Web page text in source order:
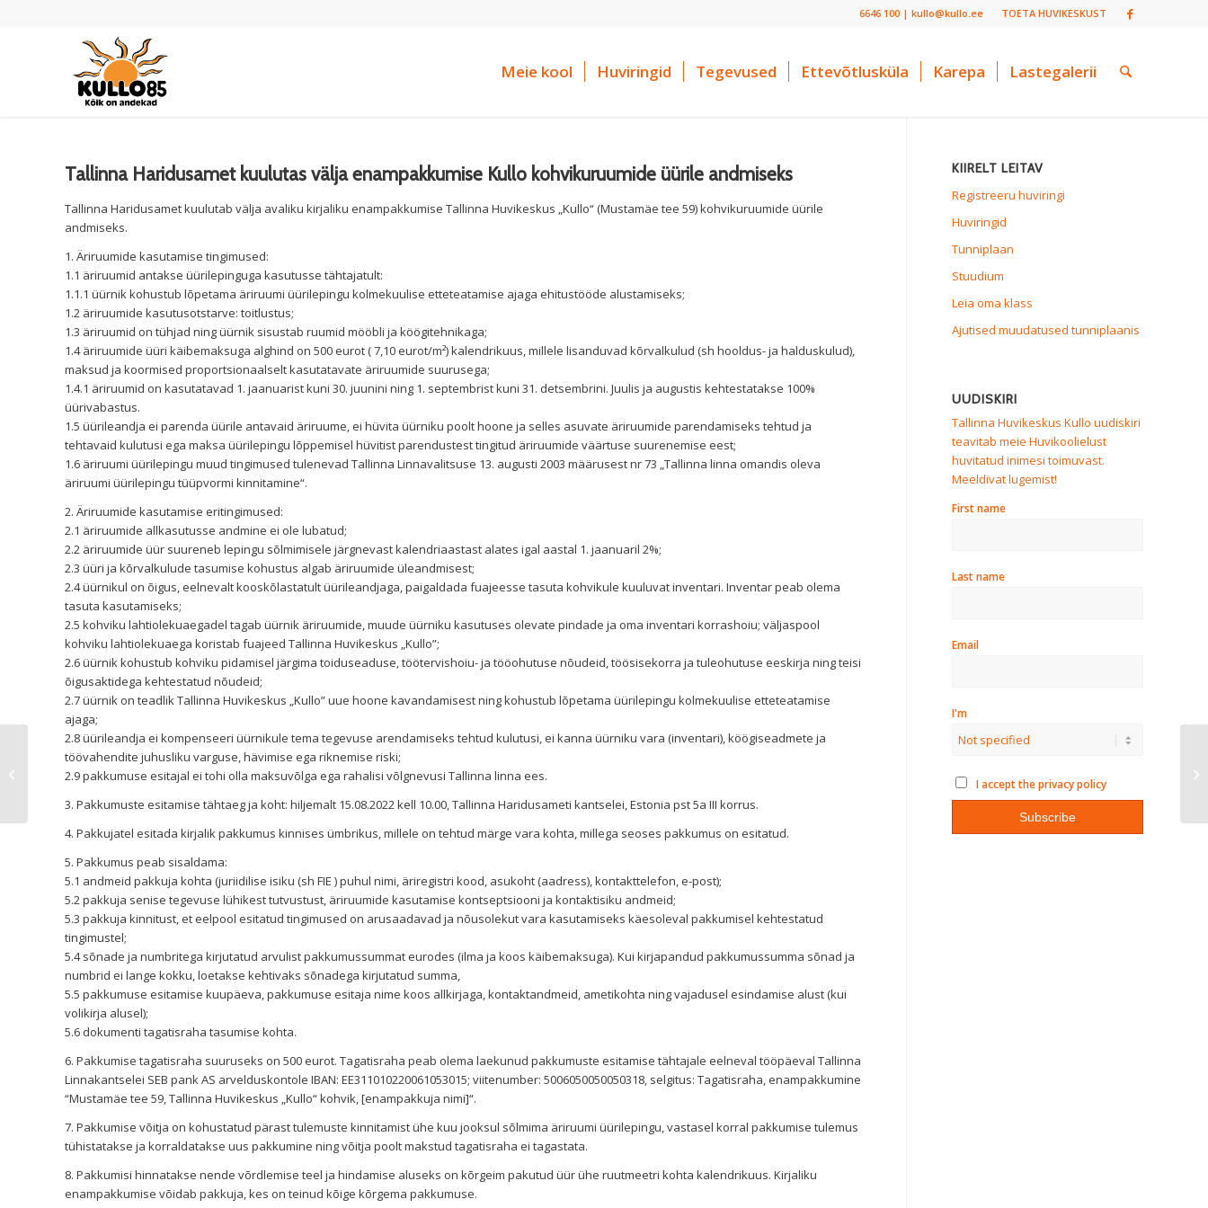
TOETA HUVIKESKUST
6646 100 | kullo@kullo.ee
Meie kool Huviringid Tegevused Ettevõtlusküla Karepa Lastegalerii
Tallinna Haridusamet kuulutas välja enampakkumise Kullo kohvikuruumide üürile andmiseks
Tallinna Haridusamet kuulutab välja avaliku kirjaliku enampakkumise Tallinna Huvikeskus „Kullo“ (Mustamäe tee 59) kohvikuruumide üürile
andmiseks.
1. Äriruumide kasutamise tingimused:
1.1 äriruumid antakse üürilepinguga kasutusse tähtajatult:
1.1.1 üürnik kohustub lõpetama äriruumi üürilepingu kolmekuulise etteteatamise ajaga ehitustööde alustamiseks;
1.2 äriruumide kasutusotstarve: toitlustus;
1.3 äriruumid on tühjad ning üürnik sisustab ruumid mööbli ja köögitehnikaga;
1.4 äriruumide üüri käibemaksuga alghind on 500 eurot ( 7,10 eurot/m²) kalendrikuus, millele lisanduvad kõrvalkulud (sh hooldus- ja halduskulud),
maksud ja koormised proportsionaalselt kasutatavate äriruumide suurusega;
1.4.1 äriruumid on kasutatavad 1. jaanuarist kuni 30. juunini ning 1. septembrist kuni 31. detsembrini. Juulis ja augustis kehtestatakse 100%
üürivabastus.
1.5 üürileandja ei parenda üürile antavaid äriruume, ei hüvita üürniku poolt hoone ja selles asuvate äriruumide parendamiseks tehtud ja
tehtavaid kulutusi ega maksa üürilepingu lõppemisel hüvitist parendustest tingitud äriruumide väärtuse suurenemise eest;
1.6 äriruumi üürilepingu muud tingimused tulenevad Tallinna Linnavalitsuse 13. augusti 2003 määrusest nr 73 „Tallinna linna omandis oleva
äriruumi üürilepingu tüüpvormi kinnitamine“.
2. Äriruumide kasutamise eritingimused:
2.1 äriruumide allkasutusse andmine ei ole lubatud;
2.2 äriruumide üür suureneb lepingu sõlmimisele järgnevast kalendriaastast alates igal aastal 1. jaanuaril 2%;
2.3 üüri ja kõrvalkulude tasumise kohustus algab äriruumide üleandmisest;
2.4 üürnikul on õigus, eelnevalt kooskõlastatult üürileandjaga, paigaldada fuajeesse tasuta kohvikule kuuluvat inventari. Inventar peab olema
tasuta kasutamiseks;
2.5 kohviku lahtiolekuaegadel tagab üürnik äriruumide, muude üürniku kasutuses olevate pindade ja oma inventari korrashoiu; väljaspool
kohviku lahtiolekuaega koristab fuajeed Tallinna Huvikeskus „Kullo”;
2.6 üürnik kohustub kohviku pidamisel järgima toiduseaduse, töötervishoiu- ja tööohutuse nõudeid, töösisekorra ja tuleohutuse eeskirja ning teisi
õigusaktidega kehtestatud nõudeid;
2.7 üürnik on teadlik Tallinna Huvikeskus „Kullo” uue hoone kavandamisest ning kohustub lõpetama üürilepingu kolmekuulise etteteatamise
ajaga;
2.8 üürileandja ei kompenseeri üürnikule tema tegevuse arendamiseks tehtud kulutusi, ei kanna üürniku vara (inventari), köögiseadmete ja
töövahendite juhusliku varguse, hävimise ega riknemise riski;
2.9 pakkumuse esitajal ei tohi olla maksuvõlga ega rahalisi võlgnevusi Tallinna linna ees.
3. Pakkumuste esitamise tähtaeg ja koht: hiljemalt 15.08.2022 kell 10.00, Tallinna Haridusameti kantselei, Estonia pst 5a III korrus.
4. Pakkujatel esitada kirjalik pakkumus kinnises ümbrikus, millele on tehtud märge vara kohta, millega seoses pakkumus on esitatud.
5. Pakkumus peab sisaldama:
5.1 andmeid pakkuja kohta (juriidilise isiku (sh FIE ) puhul nimi, äriregistri kood, asukoht (aadress), kontakttelefon, e-post);
5.2 pakkuja senise tegevuse lühikest tutvustust, äriruumide kasutamise kontseptsiooni ja kontaktisiku andmeid;
5.3 pakkuja kinnitust, et eelpool esitatud tingimused on arusaadavad ja nõusolekut vara kasutamiseks käesoleval pakkumisel kehtestatud
tingimustel;
5.4 sõnade ja numbritega kirjutatud arvulist pakkumussummat eurodes (ilma ja koos käibemaksuga). Kui kirjapandud pakkumussumma sõnad ja
numbrid ei lange kokku, loetakse kehtivaks sõnadega kirjutatud summa,
5.5 pakkumuse esitamise kuupäeva, pakkumuse esitaja nime koos allkirjaga, kontaktandmeid, ametikohta ning vajadusel esindamise alust (kui
volikirja alusel);
5.6 dokumenti tagatisraha tasumise kohta.
6. Pakkumise tagatisraha suuruseks on 500 eurot. Tagatisraha peab olema laekunud pakkumuste esitamise tähtajale eelneval tööpäeval Tallinna
Linnakantselei SEB pank AS arvelduskontole IBAN: EE311010220061053015; viitenumber: 5006050050050318, selgitus: Tagatisraha, enampakkumine
“Mustamäe tee 59, Tallinna Huvikeskus „Kullo“ kohvik, [enampakkuja nimi]“.
7. Pakkumise võitja on kohustatud pärast tulemuste kinnitamist ühe kuu jooksul sõlmima äriruumi üürilepingu, vastasel korral pakkumise tulemus
tühistatakse ja korraldatakse uus pakkumine ning võitja poolt makstud tagatisraha ei tagastata.
8. Pakkumisi hinnatakse nende võrdlemise teel ja hindamise aluseks on kõrgeim pakutud üür ühe ruutmeetri kohta kalendrikuus. Kirjaliku
enampakkumise võidab pakkuja, kes on teinud kõige kõrgema pakkumuse.
KIIRELT LEITAV
Registreeru huviringi
Huviringid
Tunniplaan
Stuudium
Leia oma klass
Ajutised muudatused tunniplaanis
UUDISKIRI
Tallinna Huvikeskus Kullo uudiskiri
teavitab meie Huvikoolielust
huvitatud inimesi toimuvast.
Meeldivat lugemist!
First name
Last name
Email
I'm
I accept the privacy policy
Kullo õpilased pälvisid tunnustuse
joonistusvõistlusel „Aasta orhidee ...